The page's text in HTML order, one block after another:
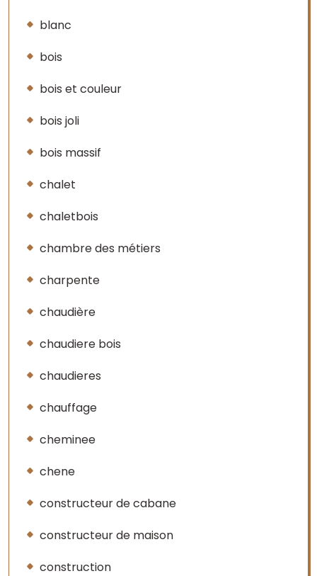
blanc
bois
bois et couleur
bois joli
bois massif
chalet
chaletbois
chambre des métiers
charpente
chaudière
chaudiere bois
chaudieres
chauffage
cheminee
chene
constructeur de cabane
constructeur de maison
construction